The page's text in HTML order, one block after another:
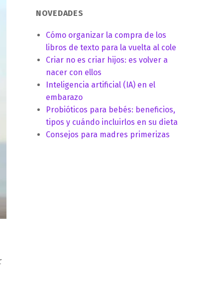
NOVEDADES
Cómo organizar la compra de los
libros de texto para la vuelta al cole
Criar no es criar hijos: es volver a
nacer con ellos
Inteligencia artificial (IA) en el
embarazo
Probióticos para bebés: beneficios,
tipos y cuándo incluirlos en su dieta
Consejos para madres primerizas